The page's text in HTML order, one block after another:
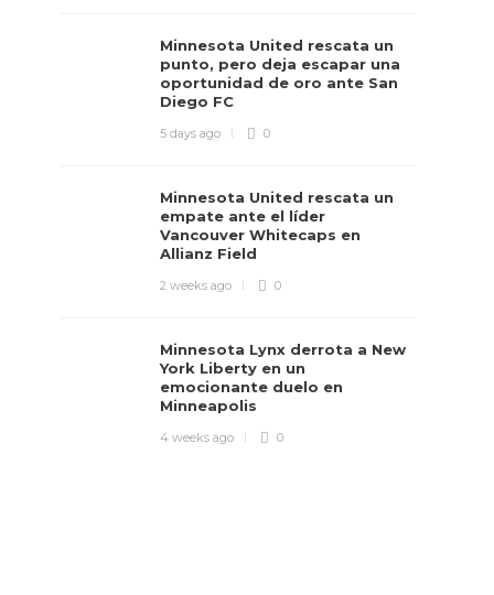
Minnesota United rescata un
punto, pero deja escapar una
oportunidad de oro ante San
Diego FC
5 days ago 0
Minnesota United rescata un
empate ante el líder
Vancouver Whitecaps en
Allianz Field
2 weeks ago 0
Minnesota Lynx derrota a New
York Liberty en un
emocionante duelo en
Minneapolis
4 weeks ago 0